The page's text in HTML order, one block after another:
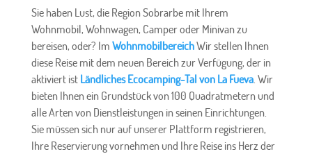
Sie haben Lust, die Region Sobrarbe mit Ihrem
Wohnmobil, Wohnwagen, Camper oder Minivan zu
bereisen, oder? Im WohnmobilbereichWir stellen Ihnen
diese Reise mit dem neuen Bereich zur Verfügung, der in
aktiviert ist Ländliches Ecocamping-Tal von La Fueva. Wir
bieten Ihnen ein Grundstück von 100 Quadratmetern und
alle Arten von Dienstleistungen in seinen Einrichtungen.
Sie müssen sich nur auf unserer Plattform registrieren,
Ihre Reservierung vornehmen und Ihre Reise ins Herz der